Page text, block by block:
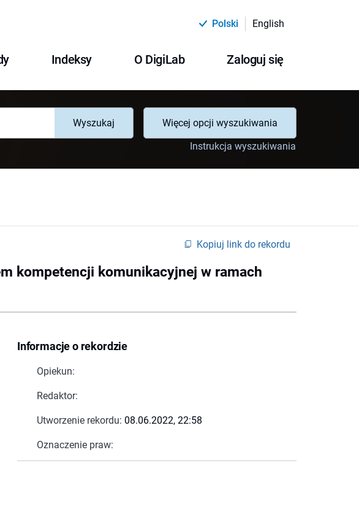
Polski English
Indeksy O DigiLab Zaloguj się
Wyszukaj
Więcej opcji wyszukiwania
Instrukcja wyszukiwania
Kopiuj link do rekordu
kompetencji komunikacyjnej w ramach
Informacje o rekordzie
Opiekun:
Redaktor:
Utworzenie rekordu: 08.06.2022, 22:58
Oznaczenie praw: